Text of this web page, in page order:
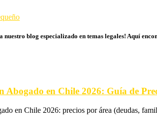
nuestro blog especializado en temas legales! Aquí
Abogado en Chile 2026: Guía de
en Chile 2026: precios por área (deudas,